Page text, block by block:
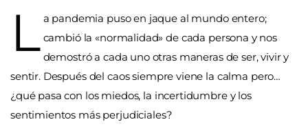
L a pandemia puso en jaque al mundo entero;
cambió la «normalidad» de cada persona y nos
demostró a cada uno otras maneras de ser, vivir y
sentir. Después del caos siempre viene la calma pero…
¿qué pasa con los miedos, la incertidumbre y los
sentimientos más perjudiciales?